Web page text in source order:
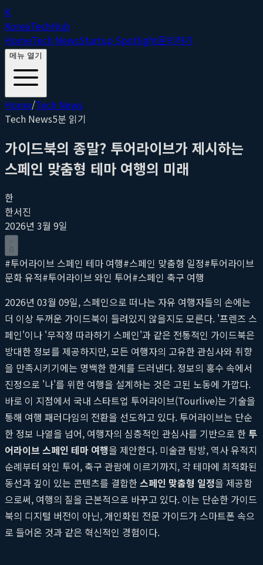
K
KoreaTechHub
HomeTech NewsStartup Spotlight문의하기
메뉴 열기
Home/Tech News
Tech News5분 읽기
가이드북의 종말? 투어라이브가 제시하는
스페인 맞춤형 테마 여행의 미래
한
한서진
2026년 3월 9일
0
#투어라이브 스페인 테마 여행#스페인 맞춤형 일정#투어라이브
문화 유적#투어라이브 와인 투어#스페인 축구 여행
2026년 03월 09일, 스페인으로 떠나는 자유 여행자들의 손에는
더 이상 두꺼운 가이드북이 들려있지 않을지도 모른다. '프렌즈 스
페인'이나 '무작정 따라하기 스페인'과 같은 전통적인 가이드북은
방대한 정보를 제공하지만, 모든 여행자의 고유한 관심사와 취향
을 만족시키기에는 명백한 한계를 드러낸다. 정보의 홍수 속에서
진정으로 '나'를 위한 여행을 설계하는 것은 고된 노동에 가깝다.
바로 이 지점에서 국내 스타트업 투어라이브(Tourlive)는 기술을
통해 여행 패러다임의 전환을 선도하고 있다. 투어라이브는 단순
한 정보 나열을 넘어, 여행자의 심층적인 관심사를 기반으로 한 투
어라이브 스페인 테마 여행을 제안한다. 미술관 탐방, 역사 유적지
순례부터 와인 투어, 축구 관람에 이르기까지, 각 테마에 최적화된
동선과 깊이 있는 콘텐츠를 결합한스페인 맞춤형 일정을 제공함
으로써, 여행의 질을 근본적으로 바꾸고 있다. 이는 단순한 가이드
북의 디지털 버전이 아닌, 개인화된 전문 가이드가 스마트폰 속으
로 들어온 것과 같은 혁신적인 경험이다.